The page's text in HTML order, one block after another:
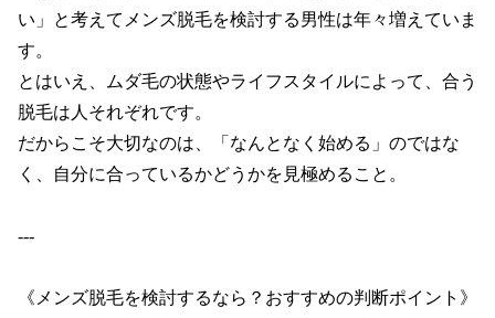
い」と考えてメンズ脱毛を検討する男性は年々増えていま
す。
とはいえ、ムダ毛の状態やライフスタイルによって、合う
脱毛は人それぞれです。
だからこそ大切なのは、「なんとなく始める」のではな
く、自分に合っているかどうかを見極めること。
---
《メンズ脱毛を検討するなら？おすすめの判断ポイント》